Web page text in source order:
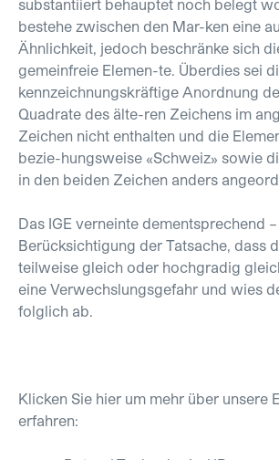
substantiiert behauptet noch belegt
bestehe zwischen den Mar-ken eine
Ähnlichkeit, jedoch beschränke sich
gemeinfreie Elemen-te. Überdies sei
kennzeichnungskräftige Anordnung
Quadrate des älte-ren Zeichens im
Zeichen nicht enthalten und die
bezie-hungsweise «Schweiz» sowie
in den beiden Zeichen anders
Das IGE verneinte dementsprechend
Berücksichtigung der Tatsache, dass
teilweise gleich oder hochgradig
eine Verwechslungsgefahr und wies
folglich ab.
Klicken Sie hier um mehr über unsere
erfahren: